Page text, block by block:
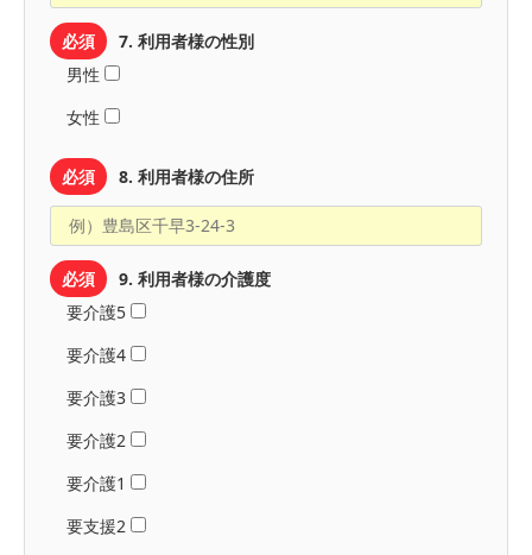
必須
7. 利用者様の性別
男性
女性
必須 8. 利用者様の住所
必須
9. 利用者様の介護度
要介護5
要介護4
要介護3
要介護2
要介護1
要支援2